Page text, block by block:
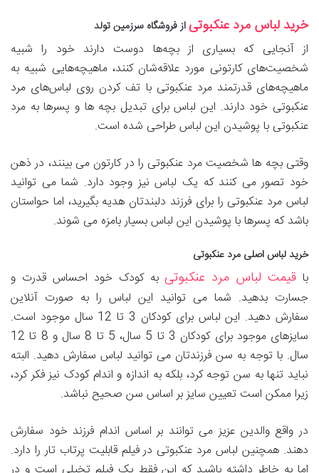
خرید لباس مرد عنکبوتیاز فروشگاه سرزمین تولد
از آنجایی که بسیاری از بچه‌ها دوست دارند خود را شبیه
شخصیت‌های کارتونی مورد علاقه‌شان کنند، ماهیچه‌هایی شبیه به
ماهیچه‌های قدرتمند مرد عنکبوتی با تف کردن روی لباس‌های مرد
عنکبوتی خود دارند. این لباس برای تبدیل بچه ها و پسرها به مرد
عنکبوتی با پوشیدن این لباس طراحی شده است.
وقتی بچه ها شخصیت مرد عنکبوتی را در کارتون می بینند، در ذهن
خود تصور می کنند که یک لباس نیز وجود دارد. شما می توانید
لباس مرد عنکبوتی را برای فرزند دلبندتان هدیه بگیرید، اما حواستان
باشد که پسرها با پوشیدن این لباس بسیار بامزه می شوند.
خرید لباس اصلی مرد عنکبوتی
با قیمت لباس مرد عنکبوتیبه کودک خود احساس قدرت و
جسارت بدهید. شما می توانید این لباس را به صورت آنلاین
سفارش دهید. این لباس برای کودکان 3 تا 12 سال موجود است.
سایزهای موجود برای کودکان 3 تا 5 سال، 5 تا 8 سال و 8 تا 12
سال. با توجه به سن فرزندتان می توانید لباس سفارش دهید. البته
نباید تنها به سن توجه کرد، بلکه به اندازه و اندام کودک نیز فکر کرد،
زیرا ممکن است تعیین سایز بر اساس سن صحیح نباشد.
در واقع والدین عزیز می توانند بر اساس اندام فرزند خود سفارش
دهند. همچنین لباس مرد عنکبوتی در فیلم قابلیت پرتاب تار را دارد.